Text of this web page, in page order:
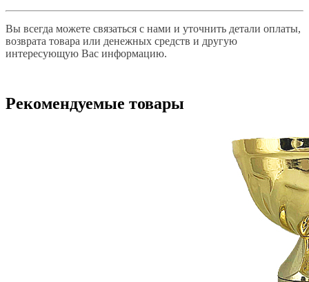
Вы всегда можете связаться с нами и уточнить детали оплаты,
возврата товара или денежных средств и другую
интересующую Вас информацию.
Рекомендуемые товары